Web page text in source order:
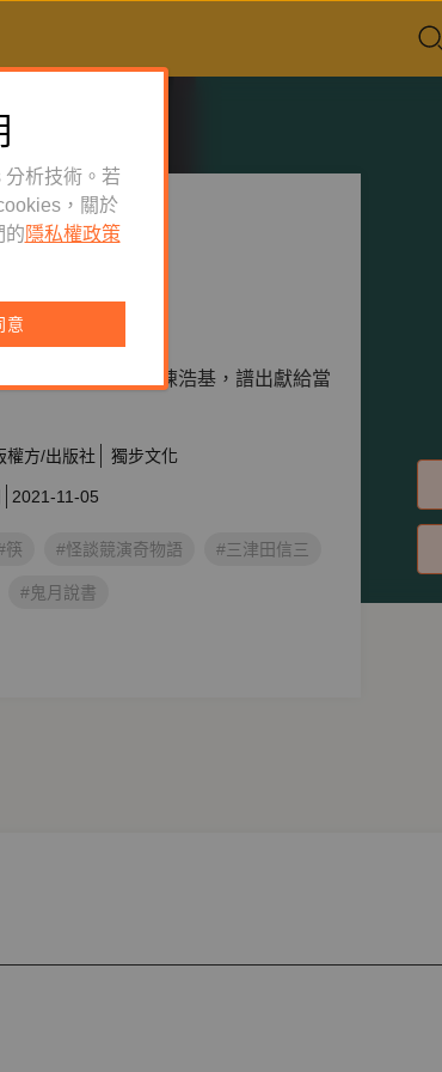
透紫、瀟湘神、陳浩基，譜出獻給當
權方/出版社 獨步文化
2021-11-05
筷 #怪談競演奇物語 #三津田信三
#鬼月說書
析技術。若
，關於
的 隱私權政策
意